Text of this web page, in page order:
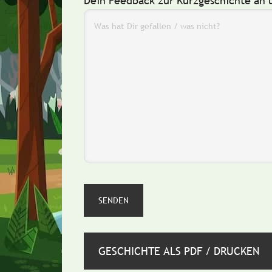
GESCHICHTE ALS PDF / DRUCKEN